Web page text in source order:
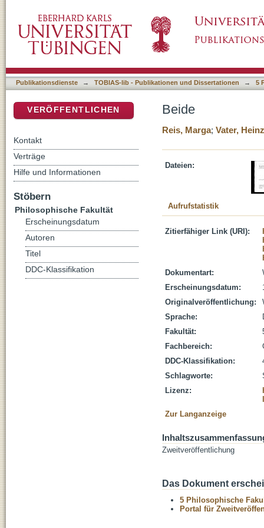
Publikationsdienste → TOBIAS-lib - Publikationen und Dissertationen → 5
Beide
Reis, Marga; Vater, Heinz
Dateien:
Aufrufstatistik
Zitierfähiger Link (URI):
Dokumentart:
Erscheinungsdatum:
Originalveröffentlichung:
Sprache:
Fakultät:
Fachbereich:
DDC-Klassifikation:
Schlagworte:
Lizenz:
Zur Langanzeige
Zweitveröffentlichung
Das Dokument
5 Philosophische
Portal für
VERÖFFENTLICHEN
Kontakt
Verträge
Hilfe und Informationen
Stöbern
Philosophische Fakultät
Erscheinungsdatum
Autoren
Titel
DDC-Klassifikation